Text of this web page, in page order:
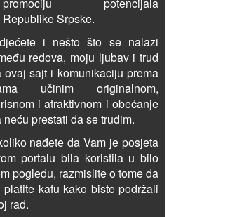
Republike Srpske.
i nešto što se nalazi
redova, moju ljubav i trud
ovaj sajt i komunikaciju prema
učinim originalnom,
i atraktivnom i obećanje
neću prestati da se trudim.
nađete da Vam je posjeta
portalu bila koristila u bilo
pogledu, razmislite o tome da
platite kafu kako biste podržali
rad.